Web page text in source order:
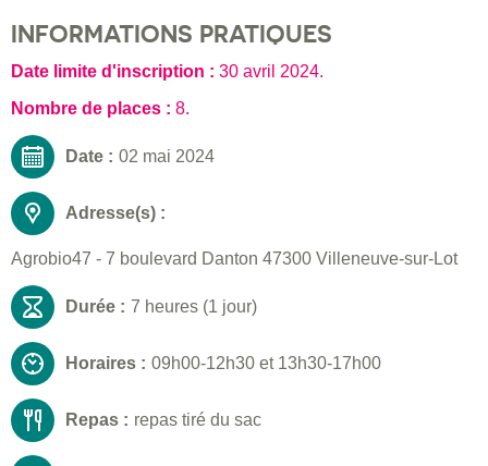
INFORMATIONS PRATIQUES
Date limite d'inscription : 30 avril 2024.
Nombre de places : 8.
Date : 02 mai 2024
Adresse(s) :
Agrobio47 - 7 boulevard Danton 47300 Villeneuve-sur-Lot
Durée : 7 heures (1 jour)
Horaires : 09h00-12h30 et 13h30-17h00
Repas : repas tiré du sac